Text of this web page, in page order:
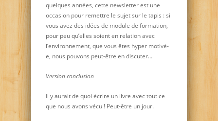
quelques années, cette newsletter est une
occasion pour remettre le sujet sur le tapis : si
vous avez des idées de module de formation,
pour peu qu’elles soient en relation avec
l’environnement, que vous êtes hyper motivé-
e, nous pouvons peut-être en discuter…
Version conclusion
Il y aurait de quoi écrire un livre avec tout ce
que nous avons vécu ! Peut-être un jour.